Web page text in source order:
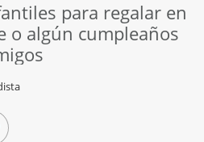
para regalar en
o algún cumpleaños